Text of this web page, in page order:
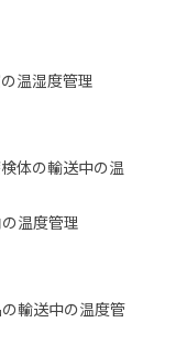
温湿度管理
体の輸送中の温
温度管理
輸送中の温度管